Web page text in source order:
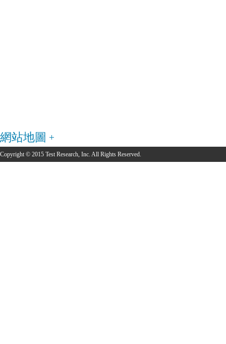
網站地圖
Copyright © 2015 Test Research, Inc. All Rights Reserved.